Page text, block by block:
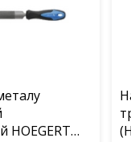
HOEGERT